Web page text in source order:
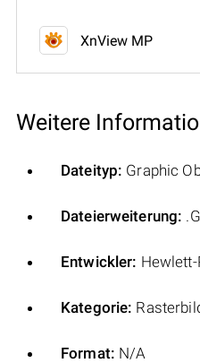
XnView MP
Weitere
Dateityp: Graphic
Dateierweiterung:
Entwickler:
Kategorie:
Format: N/A